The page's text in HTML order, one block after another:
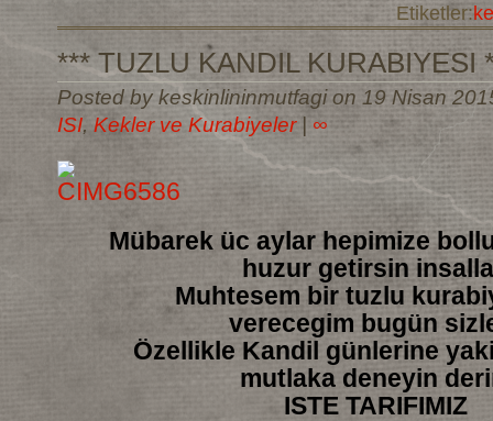
Etiketler:
*** TUZLU KANDIL KURABIYESI
Posted by keskinlininmutfagi on 19 Nisan
ISI, Kekler ve Kurabiyeler ∞
Mübarek üc aylar hepimize
huzur getirsin
Muhtesem bir tuzlu
verecegim bugün
Özellikle Kandil günlerine
mutlaka deneyin
ISTE TARIFIMIZ